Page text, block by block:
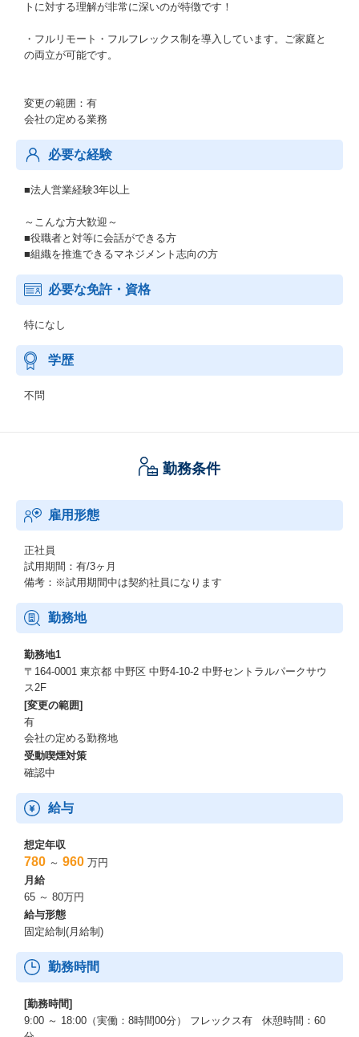
トに対する理解が非常に深いのが特徴です！
・フルリモート・フルフレックス制を導入しています。ご家庭と
の両立が可能です。
変更の範囲：有
会社の定める業務
必要な経験
■法人営業経験3年以上
～こんな方大歓迎～
■役職者と対等に会話ができる方
■組織を推進できるマネジメント志向の方
必要な免許・資格
特になし
学歴
不問
勤務条件
雇用形態
正社員
試用期間：有/3ヶ月
備考：※試用期間中は契約社員になります
勤務地
勤務地1
〒164-0001 東京都 中野区 中野4-10-2 中野セントラルパークサウ
ス2F
[変更の範囲]
有
会社の定める勤務地
受動喫煙対策
確認中
給与
想定年収
780 ～ 960 万円
月給
65 ～ 80万円
給与形態
固定給制(月給制)
勤務時間
[勤務時間]
9:00 ～ 18:00（実働：8時間00分） フレックス有 休憩時間：60